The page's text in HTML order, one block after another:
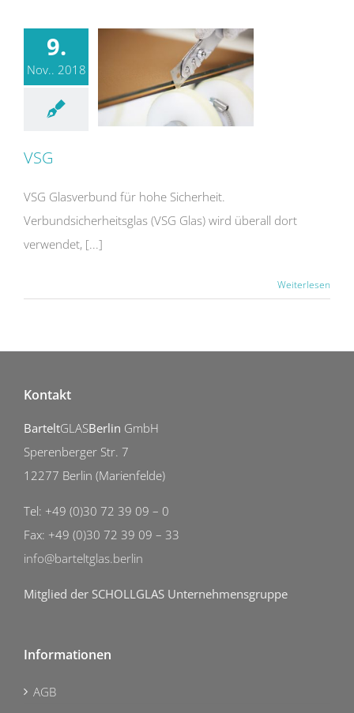
9.
Nov.. 2018
VSG
VSG Glasverbund für hohe Sicherheit.
Verbundsicherheitsglas (VSG Glas) wird überall dort
verwendet, [...]
Weiterlesen
Kontakt
BarteltGLASBerlin GmbH
Sperenberger Str. 7
12277 Berlin (Marienfelde)
Tel: +49 (0)30 72 39 09 – 0
Fax: +49 (0)30 72 39 09 – 33
info@barteltglas.berlin
Mitglied der SCHOLLGLAS Unternehmensgruppe
Informationen
AGB